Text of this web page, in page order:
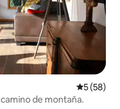
5 (58)
de montaña.